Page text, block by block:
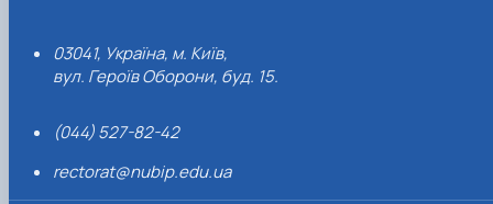
03041, Україна, м. Київ,
вул. Героїв Оборони, буд. 15.
(044) 527-82-42
rectorat@nubip.edu.ua